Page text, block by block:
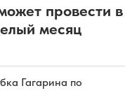
провести в
месяц
Гагарина по